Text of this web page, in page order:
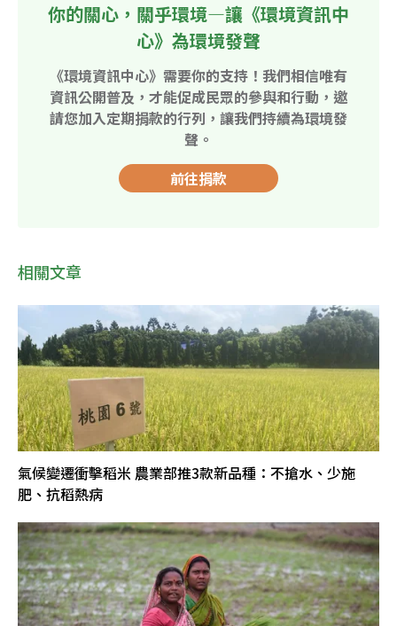
你的關心，關乎環境—讓《環境資訊中
心》為環境發聲
《環境資訊中心》需要你的支持！我們相信唯有
資訊公開普及，才能促成民眾的參與和行動，邀
請您加入定期捐款的行列，讓我們持續為環境發
聲。
前往捐款
相關文章
氣候變遷衝擊稻米 農業部推3款新品種：不搶水、少施
肥、抗稻熱病